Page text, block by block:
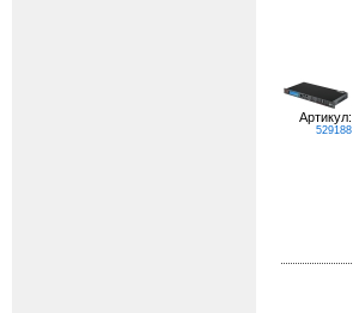
Артикул:
529188